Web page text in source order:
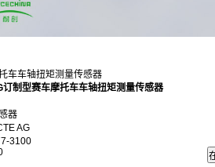
车车轴扭矩测量传感器
制型赛车摩托车车轴扭矩测量传感器
器
AG
3100